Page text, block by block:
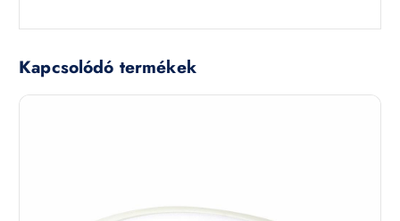
Kapcsolódó termékek